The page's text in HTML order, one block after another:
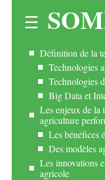
Définition de la
Technologies
Technologies
Big Data et
Les enjeux de la
agriculture
Les bénéfices
Des modèles
Les innovations
agricole